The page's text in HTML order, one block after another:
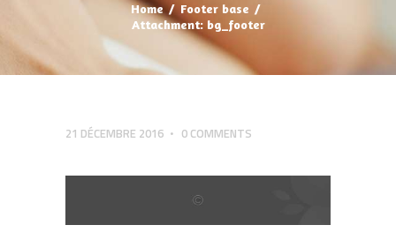
Home
Footer base
Attachment: bg_footer
21 DÉCEMBRE 2016 0 COMMENTS